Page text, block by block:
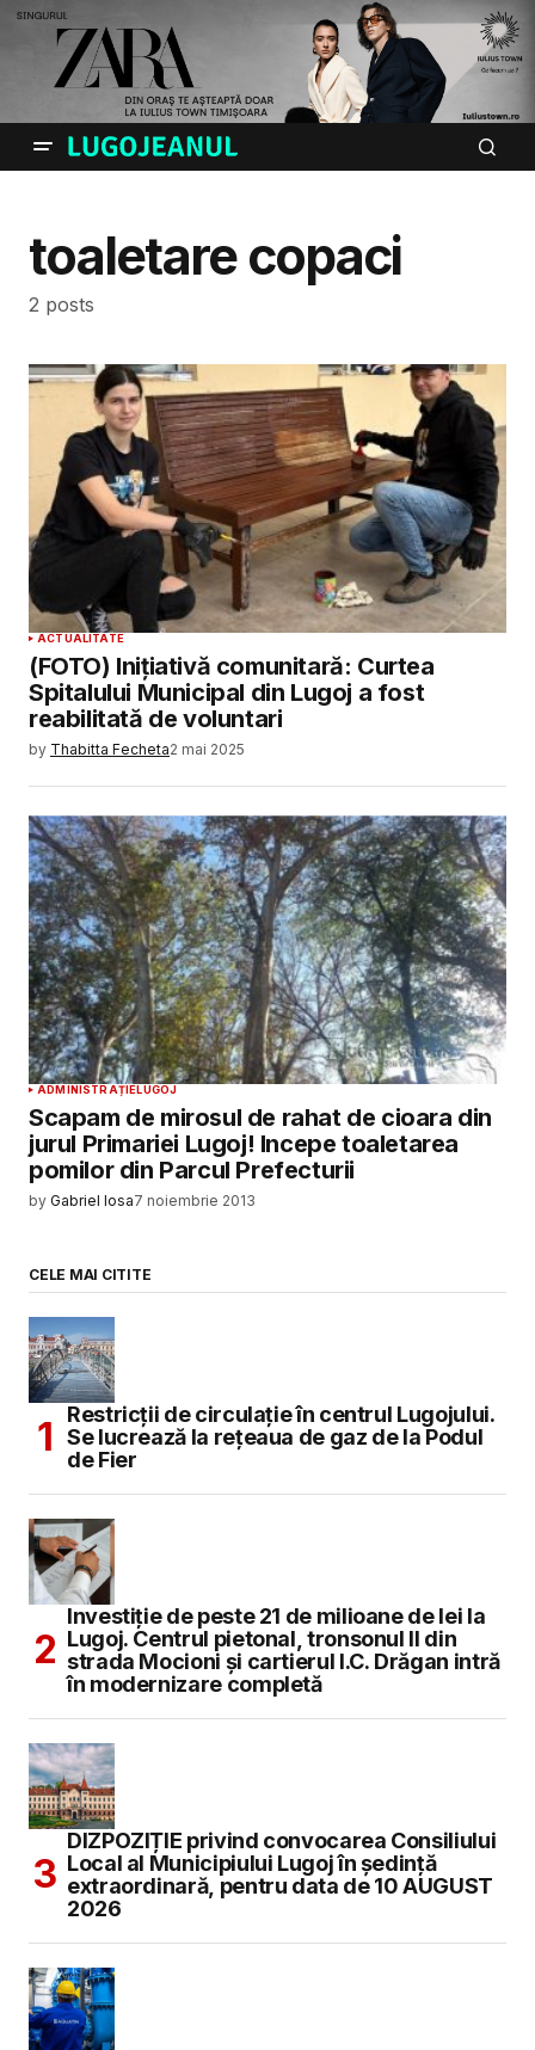
toaletare copaci
2 posts
ACTUALITATE
(FOTO) Inițiativă comunitară: Curtea
Spitalului Municipal din Lugoj a fost
reabilitată de voluntari
by Thabitta Fecheta2 mai 2025
ADMINISTRAȚIELUGOJ
Scapam de mirosul de rahat de cioara din
jurul Primariei Lugoj! Incepe toaletarea
pomilor din Parcul Prefecturii
by Gabriel Iosa7 noiembrie 2013
CELE MAI CITITE
Restricții de circulație în centrul Lugojului.
Se lucrează la rețeaua de gaz de la Podul
de Fier
Investiție de peste 21 de milioane de lei la
Lugoj. Centrul pietonal, tronsonul II din
strada Mocioni și cartierul I.C. Drăgan intră
în modernizare completă
DIZPOZIȚIE privind convocarea Consiliului
Local al Municipiului Lugoj în şedinţă
extraordinară, pentru data de 10 AUGUST
2026